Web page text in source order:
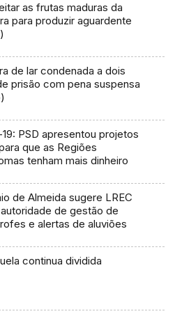
as frutas maduras da
produzir aguardente
de lar condenada a dois
prisão com pena suspensa
PSD apresentou projetos
que as Regiões
tenham mais dinheiro
de Almeida sugere LREC
de gestão de
e alertas de aluviões
continua dividida